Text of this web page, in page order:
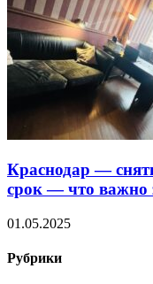
Краснодар —
срок — что важно
01.05.2025
Рубрики